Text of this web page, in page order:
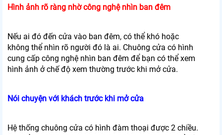
Hình ảnh rõ ràng nhờ công nghệ nhìn ban đêm
Nếu ai đó đến cửa vào ban đêm, có thể khó hoặc
không thể nhìn rõ người đó là ai. Chuông cửa có hình
cung cấp công nghệ nhìn ban đêm để bạn có thể xem
hình ảnh ở chế độ xem thường trước khi mở cửa.
Nói chuyện với khách trước khi mở cửa
Hệ thống chuông cửa có hình đàm thoại được 2 chiều.